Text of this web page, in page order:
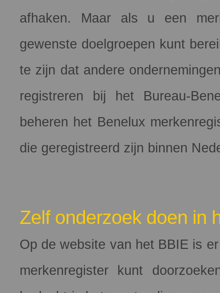
afhaken. Maar als u een
gewenste doelgroepen kunt
te zijn dat andere
registreren bij het Bureau-
beheren het Benelux
die geregistreerd zijn binnen
Zelf onderzoek doen in
Op de website van het BBIE is
merkenregister kunt